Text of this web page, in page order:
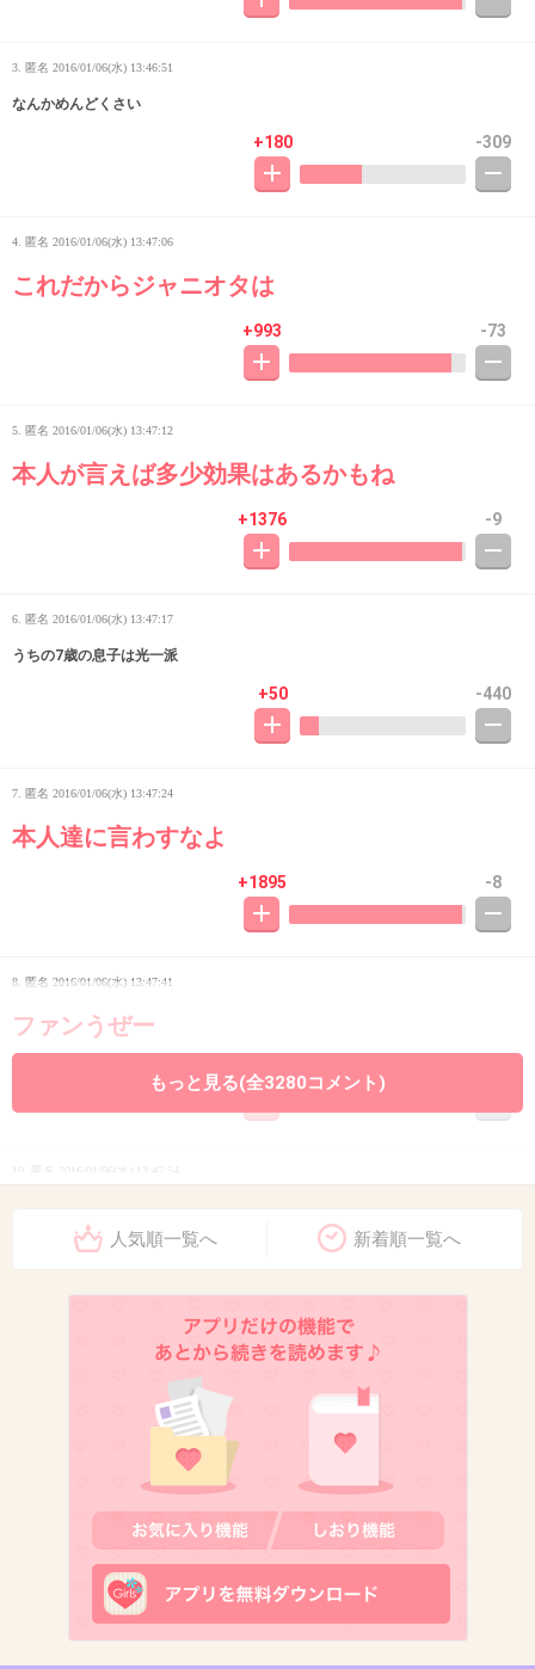
3. 匿名 2016/01/06(水) 13:46:51
なんかめんどくさい
+180 -309
4. 匿名 2016/01/06(水) 13:47:06
これだからジャニオタは
+993 -73
5. 匿名 2016/01/06(水) 13:47:12
本人が言えば多少効果はあるかもね
+1376 -9
6. 匿名 2016/01/06(水) 13:47:17
うちの7歳の息子は光一派
+50 -440
7. 匿名 2016/01/06(水) 13:47:24
本人達に言わすなよ
+1895 -8
8. 匿名 2016/01/06(水) 13:47:41
ファンうぜー
+889
10. 匿名 2016/01/06(水) 13:47:54
+1382
2016/01/06(水) 13:47:55
自分の好きなもの（人）を好きと言ってもいい
人の好きなモノをけなしてはいかんね。
+1593
もっと見る(全3280コメント)
人気順一覧へ 新着順一覧へ